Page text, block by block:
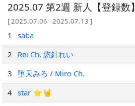
2025.07 第2週 新人【登録数】
[ 2025.07.06 - 2025.07.13 ]
1 saba
2
Rei Ch. 悠針れい
3
堕天みろ / Miro Ch.
4 star ⭐️🤘